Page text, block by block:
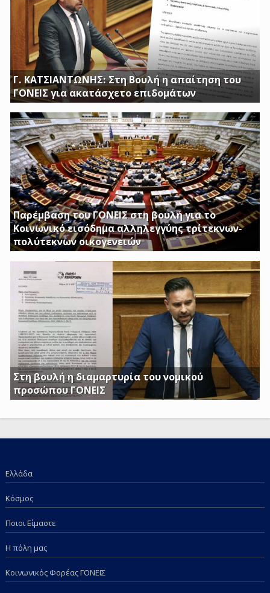
Γ. ΚΑΤΣΙΑΝΤΩΝΗΣ: Στη Βουλή η απαίτηση του
ΓΟΝΕΙΣ για ακατάσχετο επιδομάτων
ΕΡΩΤΗΣΗ ΤΟΥ ΒΟΥΛΕΥΤΗ ΓΙΩΡΓΟΥ ΚΑΤΣΙΑΝΤΩΝΗ
Παρέμβαση του ΓΟΝΕΙΣ στη βουλή για το
Κοινωνικό εισόδημα αλληλεγγύης τρίτεκνων-
πολύτεκνων οικογενειών
Απαιτούμε να εξαιρεθούν τα επιδόματα Στήριξης
Τέκνων, καθώς και το Ειδικό Επίδομα Στήριξης σε
Τρίτεκνες – Πολύτεκνες οικογένειες από τα εισοδηματικά
κριτήρια όπως αυτά καθορίζονται με το υπ’ αριθμ. 128/24-
1-2017 ΦΕΚ
Στη βουλή η διαμαρτυρία του νομικού
προσώπου ΓΟΝΕΙΣ
Γ. Κατσιαντώνης: Φορολογείτε με Κοινή Υπουργική
Απόφαση και τα επιδόματα των παιδιών μας; Πόση
Ελλάδα
Κόσμος
Ποιοι Είμαστε
Η πόλη μας
Κοινωνικός Φορέας ΓΟΝΕΙΣ